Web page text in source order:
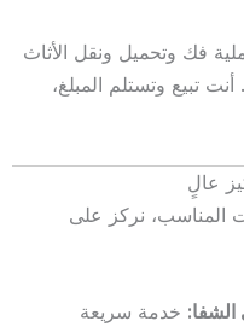
فك وتحميل ونقل الأثاث
تبيع وتستلم المبلغ،
عالٍ
المناسب، نركز على
خدمة سريعة